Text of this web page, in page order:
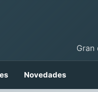
Gran
Novedades